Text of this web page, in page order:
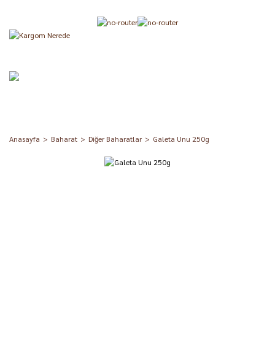
Anasayfa Baharat Diğer Baharatlar Galeta Unu 250g